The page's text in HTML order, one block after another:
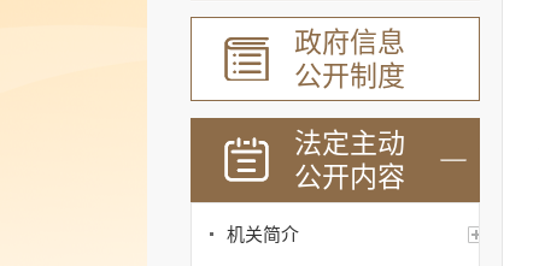
政府信息
公开制度
法定主动
公开内容
机关简介